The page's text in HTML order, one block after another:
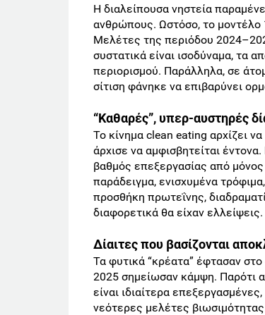
Η διαλείπουσα νηστεία
ανθρώπους. Ωστόσο, το μοντέλο
Μελέτες της περιόδου
συστατικά είναι ισοδύναμα, τα
περιορισμού. Παράλληλα, σε
σίτιση φάνηκε να επιβαρύνει
“Καθαρές”, υπερ-αυστηρές
Το κίνημα clean eating αρχίζει
άρχισε να αμφισβητείται
βαθμός επεξεργασίας από μόνος
παράδειγμα, ενισχυμένα
προσθήκη πρωτεΐνης,
διαφορετικά θα είχαν ελλείψεις.
Δίαιτες που βασίζονται
Τα φυτικά “κρέατα” έφτασαν
2025 σημείωσαν κάμψη. Παρότι
είναι ιδιαίτερα
νεότερες μελέτες